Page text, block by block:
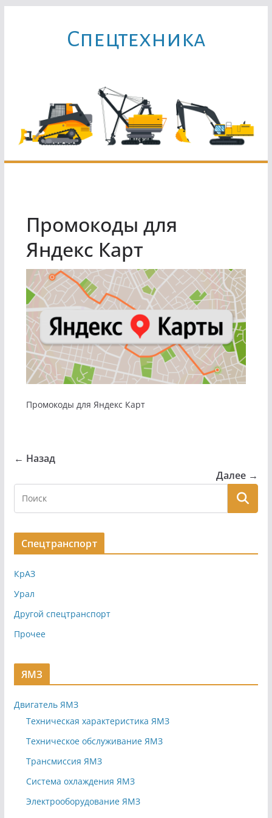
содержимомуCпецтехника
Промокоды для
Яндекс Карт
Промокоды для Яндекс Карт
← Назад
Далее →
Спецтранспорт
КрАЗ
Урал
Другой спецтранспорт
Прочее
ЯМЗ
Двигатель ЯМЗ
Техническая характеристика ЯМЗ
Техническое обслуживание ЯМЗ
Трансмиссия ЯМЗ
Система охлаждения ЯМЗ
Электрооборудование ЯМЗ